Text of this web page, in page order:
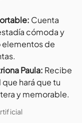
: Cuenta
cómoda y
de
Paula: Recibe
hará que tu
y memorable.